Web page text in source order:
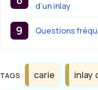
d’un inlay
Questions
Étiquettes
carie inlay